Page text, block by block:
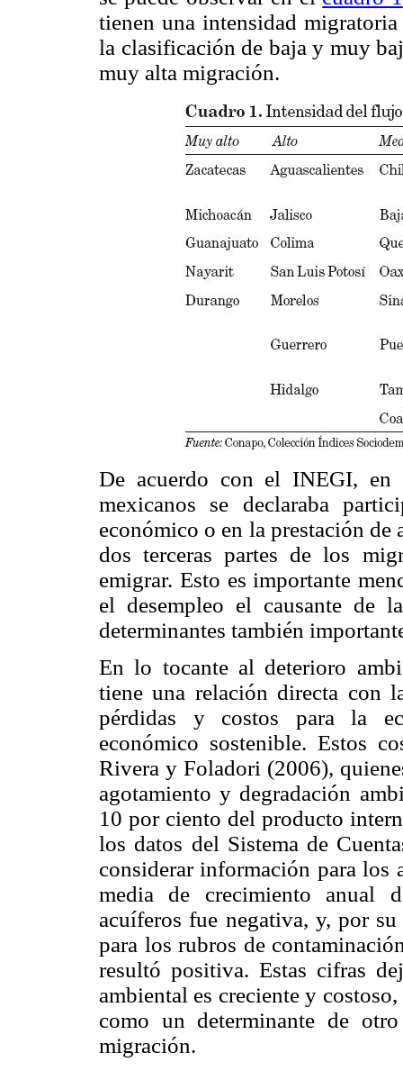
tienen una intensidad
la clasificación de baja y muy
muy alta migración.
De acuerdo con el INEGI,
mexicanos se declaraba
económico o en la prestación
dos terceras partes de los
emigrar. Esto es importante
el desempleo el causante de
determinantes también
En lo tocante al deterioro
tiene una relación directa con
pérdidas y costos para la
económico sostenible. Estos
Rivera y Foladori (2006),
agotamiento y degradación
10 por ciento del producto
los datos del Sistema de
considerar información para los
media de crecimiento anual
acuíferos fue negativa, y, por
para los rubros de
resultó positiva. Estas cifras
ambiental es creciente y
como un determinante de
migración.